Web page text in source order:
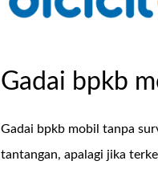
Gadai bpkb
Gadai bpkb mobil tanpa
tantangan, apalagi jika